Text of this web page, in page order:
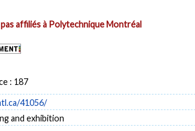
affiliés à Polytechnique Montréal
: 187
41056/
and exhibition